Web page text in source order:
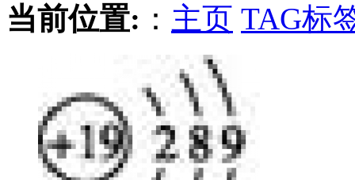
当前位置: ： 主页 TAG标